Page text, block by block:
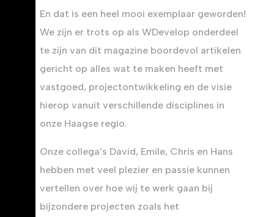
En dat is een heel mooi exemplaar geworden!
We zijn er trots op als WDevelop onderdeel
te zijn van dit magazine boordevol artikelen
gericht op alles wat te maken heeft met
vastgoed, projectontwikkeling en de visie
hierop vanuit verschillende disciplines in
onze Haagse regio.
Onze collega’s David, Emile, Chris en Hans
hebben met veel plezier en passie kunnen
vertellen over hoe wij te werk gaan bij
bijzondere projecten zoals het